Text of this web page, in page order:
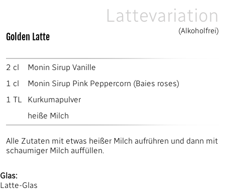
Lattevariation
Golden Latte
(Alkoholfrei)
2 cl
Monin Sirup Vanille
1 cl
Monin Sirup Pink Peppercorn (Baies roses)
1 TL
Kurkumapulver
heiße Milch
Alle Zutaten mit etwas heißer Milch aufrühren und dann mit
schaumiger Milch auffüllen.
Glas:
Latte-Glas